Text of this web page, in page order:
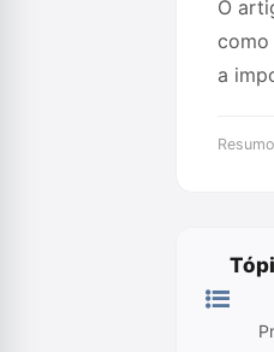
O
como
a